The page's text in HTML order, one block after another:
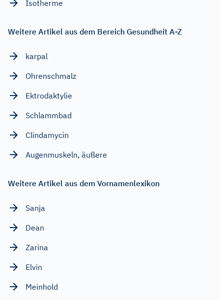
Isotherme
Weitere Artikel aus dem Bereich Gesundheit A-Z
karpal
Ohrenschmalz
Ektrodaktylie
Schlammbad
Clindamycin
Augenmuskeln, äußere
Weitere Artikel aus dem Vornamenlexikon
Sanja
Dean
Zarina
Elvin
Meinhold